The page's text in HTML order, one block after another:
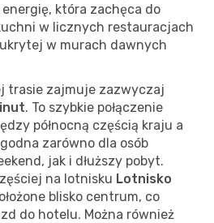
energię, która zachęca do
w licznych restauracjach
w murach dawnych
trasie zajmuje zazwyczaj
. To szybkie połączenie
północną częścią kraju a
zarówno dla osób
jak i dłuższy pobyt.
na lotnisku Lotnisko
blisko centrum, co
do hotelu. Można również